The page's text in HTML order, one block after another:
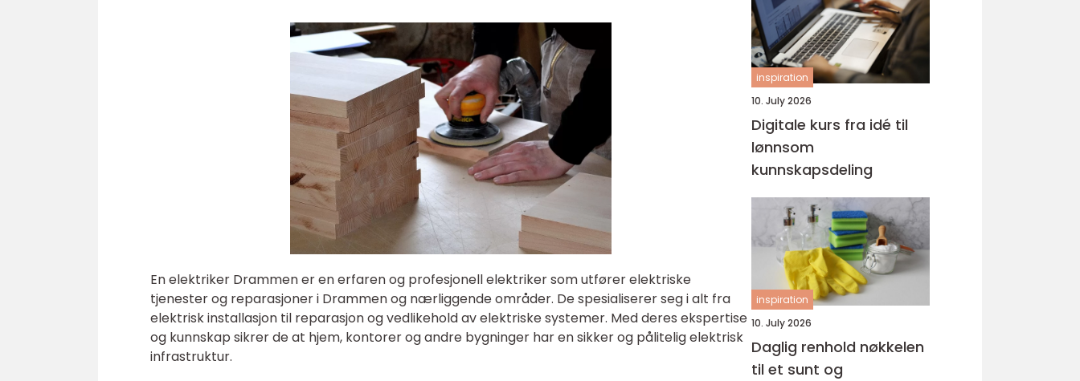
En elektriker Drammen er en erfaren og profesjonell elektriker som utfører elektriske
tjenester og reparasjoner i Drammen og nærliggende områder. De spesialiserer seg i alt fra
elektrisk installasjon til reparasjon og vedlikehold av elektriske systemer. Med deres ekspertise
og kunnskap sikrer de at hjem, kontorer og andre bygninger har en sikker og pålitelig elektrisk
infrastruktur.
inspiration
10. July 2026
Digitale kurs fra idé til
lønnsom
kunnskapsdeling
inspiration
10. July 2026
Daglig renhold nøkkelen
til et sunt og